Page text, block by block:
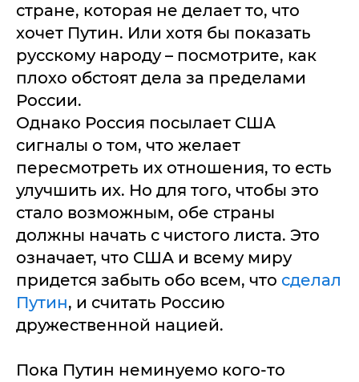
стране, которая не делает то, что
хочет Путин. Или хотя бы показать
русскому народу – посмотрите, как
плохо обстоят дела за пределами
России.
Однако Россия посылает США
сигналы о том, что желает
пересмотреть их отношения, то есть
улучшить их. Но для того, чтобы это
стало возможным, обе страны
должны начать с чистого листа. Это
означает, что США и всему миру
придется забыть обо всем, что сделал
Путин, и считать Россию
дружественной нацией.
Пока Путин неминуемо кого-то